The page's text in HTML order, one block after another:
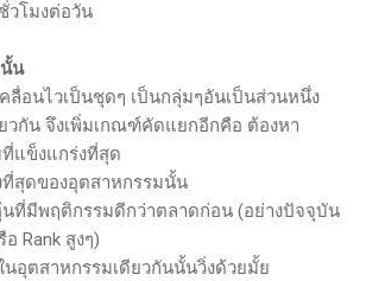
วโมงต่อวัน
น
คลื่อนไวเป็นชุดๆ เป็นกลุ่มๆอันเป็นส่วนหนึ่ง
วกัน จึงเพิ่มเกณฑ์คัดแยกอีกคือ ต้องหา
แข็งแกร่งที่สุด
สุดของอุตสาหกรรมนั้น
นที่มีพฤติกรรมดีกว่าตลาดก่อน (อย่างปัจจุบัน
Rank สูงๆ)
อุตสาหกรรมเดียวกันนั้นวิ่งด้วยมั้ย